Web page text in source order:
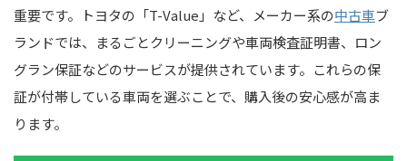
重要です。トヨタの「T-Value」など、メーカー系の中古車ブ
ランドでは、まるごとクリーニングや車両検査証明書、ロン
グラン保証などのサービスが提供されています。これらの保
証が付帯している車両を選ぶことで、購入後の安心感が高ま
ります。